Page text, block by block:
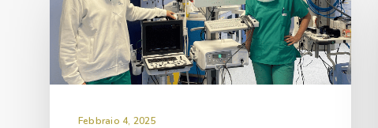
Febbraio 4, 2025